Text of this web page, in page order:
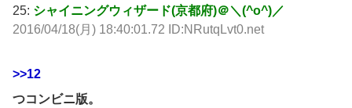
25: シャイニングウィザード(京都府)＠＼(^o^)／
2016/04/18(月) 18:40:01.72 ID:NRutqLvt0.net
>>12
つコンビニ版。